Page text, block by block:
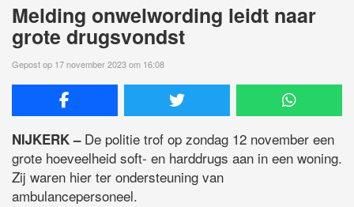
Melding onwelwording leidt naar
grote drugsvondst
Gepost op 17 november 2023 om 16:08
NIJKERK –De politie trof op zondag 12 november een
grote hoeveelheid soft- en harddrugs aan in een woning.
Zij waren hier ter ondersteuning van
ambulancepersoneel.